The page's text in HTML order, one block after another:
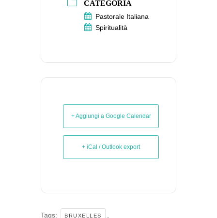
CATEGORIA
Pastorale Italiana
Spiritualità
+ Aggiungi a Google Calendar
+ iCal / Outlook export
Tags: BRUXELLES